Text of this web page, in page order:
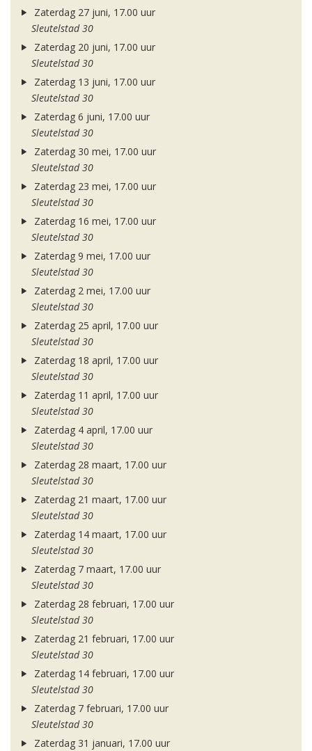
Zaterdag 27 juni, 17.00 uur
Sleutelstad 30
Zaterdag 20 juni, 17.00 uur
Sleutelstad 30
Zaterdag 13 juni, 17.00 uur
Sleutelstad 30
Zaterdag 6 juni, 17.00 uur
Sleutelstad 30
Zaterdag 30 mei, 17.00 uur
Sleutelstad 30
Zaterdag 23 mei, 17.00 uur
Sleutelstad 30
Zaterdag 16 mei, 17.00 uur
Sleutelstad 30
Zaterdag 9 mei, 17.00 uur
Sleutelstad 30
Zaterdag 2 mei, 17.00 uur
Sleutelstad 30
Zaterdag 25 april, 17.00 uur
Sleutelstad 30
Zaterdag 18 april, 17.00 uur
Sleutelstad 30
Zaterdag 11 april, 17.00 uur
Sleutelstad 30
Zaterdag 4 april, 17.00 uur
Sleutelstad 30
Zaterdag 28 maart, 17.00 uur
Sleutelstad 30
Zaterdag 21 maart, 17.00 uur
Sleutelstad 30
Zaterdag 14 maart, 17.00 uur
Sleutelstad 30
Zaterdag 7 maart, 17.00 uur
Sleutelstad 30
Zaterdag 28 februari, 17.00 uur
Sleutelstad 30
Zaterdag 21 februari, 17.00 uur
Sleutelstad 30
Zaterdag 14 februari, 17.00 uur
Sleutelstad 30
Zaterdag 7 februari, 17.00 uur
Sleutelstad 30
Zaterdag 31 januari, 17.00 uur